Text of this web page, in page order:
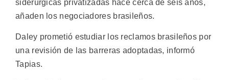
siderúrgicas privatizadas hace cerca de seis años,
añaden los negociadores brasileños.
Daley prometió estudiar los reclamos brasileños por
una revisión de las barreras adoptadas, informó
Tapias.